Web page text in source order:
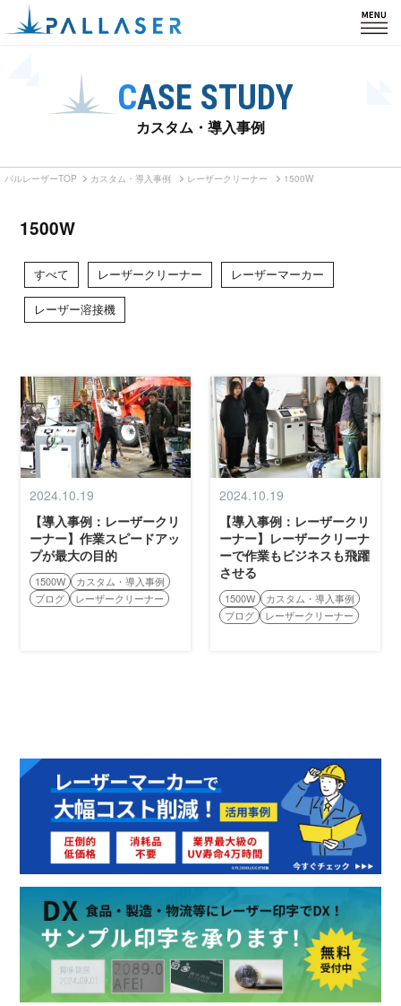
製品紹介
サポート
お知らせ
ショップ
CASE STUDY
カスタム・導入事例
パルレーザーTOP カスタム・導入事例 レーザークリーナー 1500W
1500W
すべて レーザークリーナー レーザーマーカー
レーザー溶接機
2024.10.19
【導入事例：レーザークリ
ーナー】作業スピードアッ
プが最大の目的
1500W
カスタム・導入事例
ブログ
レーザークリーナー
2024.10.19
【導入事例：レーザークリ
ーナー】レーザークリーナ
ーで作業もビジネスも飛躍
させる
1500W
カスタム・導入事例
ブログ
レーザークリーナー